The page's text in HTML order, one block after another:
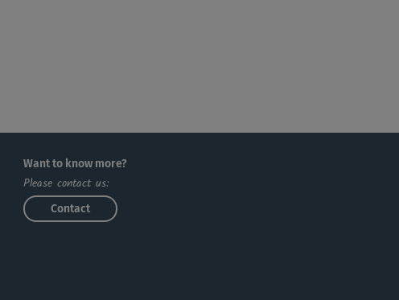
Want to know more?
Please contact us:
Contact